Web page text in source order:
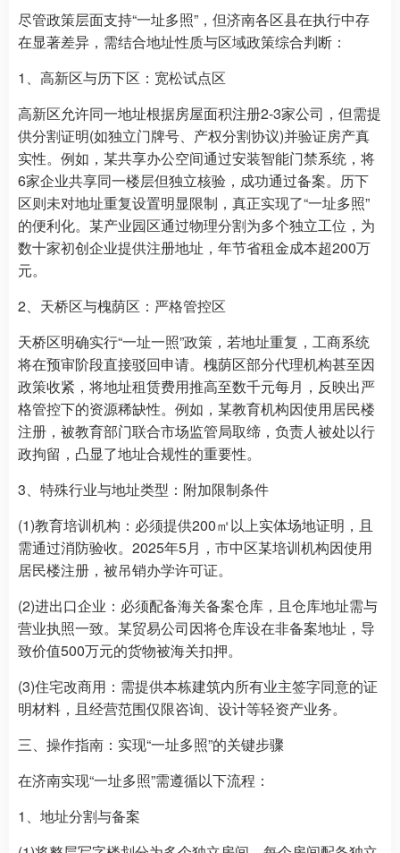
尽管政策层面支持“一址多照”，但济南各区县在执行中存
在显著差异，需结合地址性质与区域政策综合判断：
1、高新区与历下区：宽松试点区
高新区允许同一地址根据房屋面积注册2-3家公司，但需提
供分割证明(如独立门牌号、产权分割协议)并验证房产真
实性。例如，某共享办公空间通过安装智能门禁系统，将
6家企业共享同一楼层但独立核验，成功通过备案。历下
区则未对地址重复设置明显限制，真正实现了“一址多照”
的便利化。某产业园区通过物理分割为多个独立工位，为
数十家初创企业提供注册地址，年节省租金成本超200万
元。
2、天桥区与槐荫区：严格管控区
天桥区明确实行“一址一照”政策，若地址重复，工商系统
将在预审阶段直接驳回申请。槐荫区部分代理机构甚至因
政策收紧，将地址租赁费用推高至数千元每月，反映出严
格管控下的资源稀缺性。例如，某教育机构因使用居民楼
注册，被教育部门联合市场监管局取缔，负责人被处以行
政拘留，凸显了地址合规性的重要性。
3、特殊行业与地址类型：附加限制条件
(1)教育培训机构：必须提供200㎡以上实体场地证明，且
需通过消防验收。2025年5月，市中区某培训机构因使用
居民楼注册，被吊销办学许可证。
(2)进出口企业：必须配备海关备案仓库，且仓库地址需与
营业执照一致。某贸易公司因将仓库设在非备案地址，导
致价值500万元的货物被海关扣押。
(3)住宅改商用：需提供本栋建筑内所有业主签字同意的证
明材料，且经营范围仅限咨询、设计等轻资产业务。
三、操作指南：实现“一址多照”的关键步骤
在济南实现“一址多照”需遵循以下流程：
1、地址分割与备案